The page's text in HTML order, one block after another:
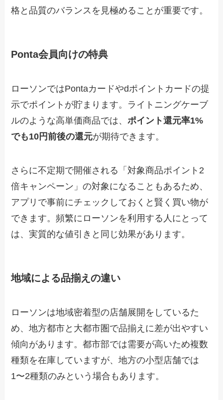
格と品質のバランスを見極めることが重要です。
Ponta会員向けの特典
ローソンではPontaカードやdポイントカードの提
示でポイントが貯まります。ライトニングケーブ
ルのような高単価商品では、ポイント還元率1%
でも10円前後の還元が期待できます。
さらに不定期で開催される「対象商品ポイント2
倍キャンペーン」の対象になることもあるため、
アプリで事前にチェックしておくと賢く買い物が
できます。頻繁にローソンを利用する人にとって
は、実質的な値引きと同じ効果があります。
地域による品揃えの違い
ローソンは地域密着型の店舗展開をしているた
め、地方都市と大都市圏で品揃えに差が出やすい
傾向があります。都市部では需要が高いため複数
種類を在庫していますが、地方の小型店舗では
1〜2種類のみという場合もあります。